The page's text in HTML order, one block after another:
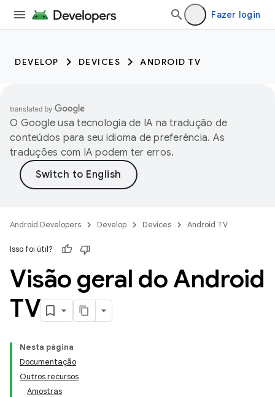
Fazer login
DEVELOP DEVICES ANDROID TV
O Google usa tecnologia de IA na tradução de
conteúdos para seu idioma de preferência. As
traduções com IA podem ter erros.
Android Developers Develop Devices Android TV
Isso foi útil?
Visão geral do Android
TV
Nesta página
Documentação
Outros recursos
Amostras